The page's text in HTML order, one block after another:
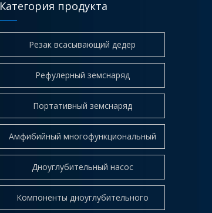
Как правильно выбрать фрезерный земснаряд для вашего проекта
Выбор подходящего фрезерного земснаряда
Категория продукта
Резак всасывающий дедер
Рефулерный земснаряд
Портативный земснаряд
Амфибийный многофункциональный
Дноуглубительный насос
Компоненты дноуглубительного